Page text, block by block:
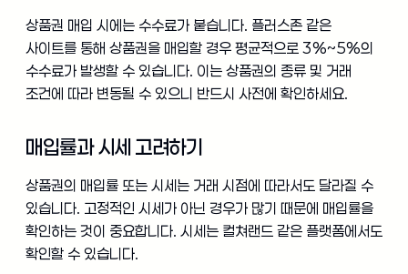
상품권 매입 시에는 수수료가 붙습니다. 플러스존 같은
사이트를 통해 상품권을 매입할 경우 평균적으로 3%~5%의
수수료가 발생할 수 있습니다. 이는 상품권의 종류 및 거래
조건에 따라 변동될 수 있으니 반드시 사전에 확인하세요.
매입률과 시세 고려하기
상품권의 매입률 또는 시세는 거래 시점에 따라서도 달라질 수
있습니다. 고정적인 시세가 아닌 경우가 많기 때문에 매입률을
확인하는 것이 중요합니다. 시세는 컬쳐랜드 같은 플랫폼에서도
확인할 수 있습니다.